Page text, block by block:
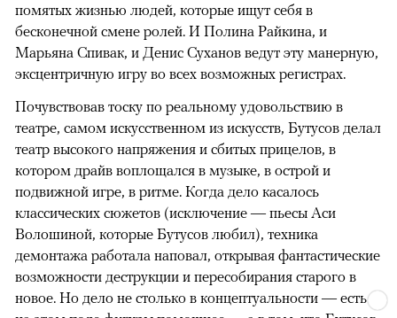
помятых жизнью людей, которые ищут себя в
бесконечной смене ролей. И Полина Райкина, и
Марьяна Спивак, и Денис Суханов ведут эту манерную,
эксцентричную игру во всех возможных регистрах.
Почувствовав тоску по реальному удовольствию в
театре, самом искусственном из искусств, Бутусов делал
театр высокого напряжения и сбитых прицелов, в
котором драйв воплощался в музыке, в острой и
подвижной игре, в ритме. Когда дело касалось
классических сюжетов (исключение — пьесы Аси
Волошиной, которые Бутусов любил), техника
демонтажа работала наповал, открывая фантастические
возможности деструкции и пересобирания старого в
новое. Но дело не столько в концептуальности — есть